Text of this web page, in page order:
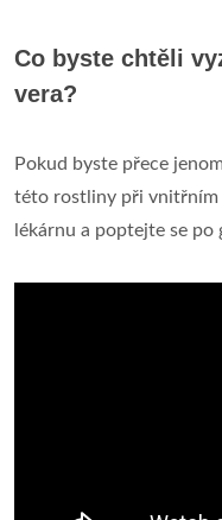
Co byste chtěli
vera?
Pokud byste přece
této rostliny při vnitřním
lékárnu a poptejte se po